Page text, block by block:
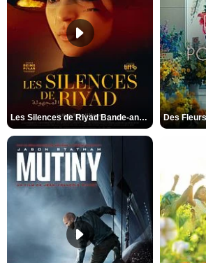
Les Silences de Riyad Bande-annonce VO STFR